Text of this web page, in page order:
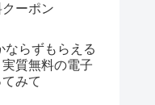
ーポン
ならずもらえる
質無料の電子
みて